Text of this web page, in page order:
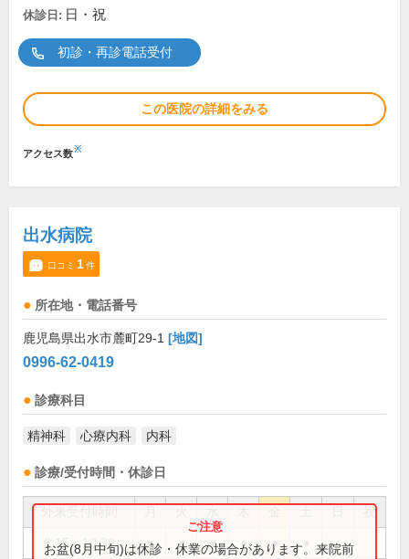
休診日: 日・祝
初診・再診電話受付
この医院の詳細をみる
アクセス数※
出水病院
口コミ 1件
所在地・電話番号
鹿児島県出水市麓町29-1 [地図]
0996-62-0419
診療科目
精神科 心療内科 内科
診療/受付時間・休診日
祝
8:15～10:30 ● ● ● ● ●
お盆(8月中旬)は休診・休業の場合があります。来院前